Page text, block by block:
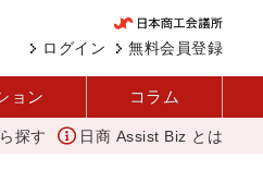
無料会員登録
ログイン
ョン コラム
庁 「あったらいいね」を商品
探す 日商 Assist Biz とは